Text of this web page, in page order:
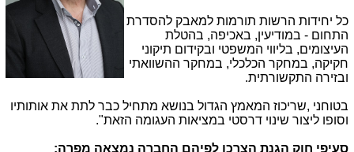
כל יחידות הרשות תורמות למאבק להסדרת
התחום - במודיעין, באכיפה, בהטלת
העיצומים, בליווי המשפטי ובקידום תיקוני
חקיקה, במחקר הכלכלי, במחקר ההשוואתי
ובזירה התקשורתית.
בטוחני ,שריכוז המאמץ הגדול בנושא מתחיל כבר לתת את אותותיו
וסופו ליצור שינוי דרסטי במציאות העגומה הזאת".
סעיפי חוק הגנת הצרכן לפיהם החברה נמצאה מפרה: